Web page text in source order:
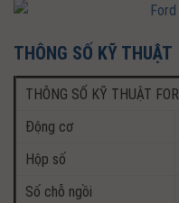
THÔNG SỐ KỸ THUẬT
THÔNG SỐ KỸ THUẬT
Động cơ
Hộp số
Số chỗ ngồi